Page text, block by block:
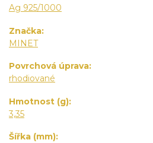
Ag 925/1000
Značka
MINET
Povrchová úprava
rhodiované
Hmotnost (g)
3,35
Šířka (mm)